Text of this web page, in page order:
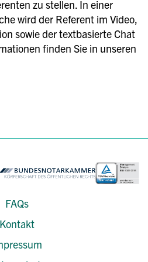
zu stellen. In einer
wird der Referent im Video,
sowie der textbasierte Chat
finden Sie in unseren
FAQs
Kontakt